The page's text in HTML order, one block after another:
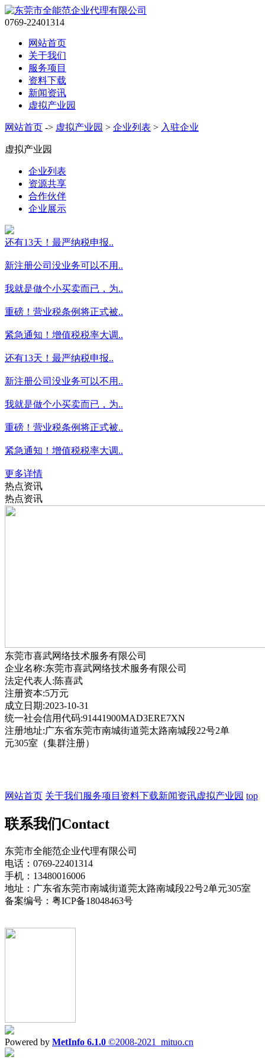
0769-22401314
网站首页
关于我们
服务项目
资料下载
新闻资讯
虚拟产业园
网站首页 -> 虚拟产业园 > 企业列表 > 入驻企业
虚拟产业园
企业列表
资源共享
合作伙伴
企业展示
还有13天！最严纳税申报..
新注册公司没业务可以不用..
我就是做个小买卖而已，为..
重磅！营业税条例将正式被..
紧急通知！增值税税率大调..
还有13天！最严纳税申报..
新注册公司没业务可以不用..
我就是做个小买卖而已，为..
重磅！营业税条例将正式被..
紧急通知！增值税税率大调..
更多详情
热点资讯
热点资讯
东莞市喜武网络技术服务有限公司
企业名称:东莞市喜武网络技术服务有限公司
法定代表人:陈喜武
注册资本:5万元
成立日期:2023-10-31
统一社会信用代码:91441900MAD3ERE7XN
注册地址:广东省东莞市南城街道莞太路南城段22号2单
元305室（集群注册）
网站首页 关于我们服务项目 资料下载新闻资讯虚拟产业园 top
联系我们Contact
东莞市全能范企业代理有限公司
电话：0769-22401314
手机：13480016006
地址：广东省东莞市南城街道莞太路南城段22号2单元305室
备案编号：粤ICP备18048463号
Powered by MetInfo 6.1.0 ©2008-2021 mituo.cn